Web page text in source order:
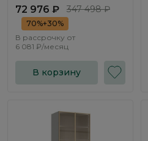
72 976 ₽ 347 498 ₽
70%+30%
В рассрочку от
6 081 ₽/месяц
В корзину